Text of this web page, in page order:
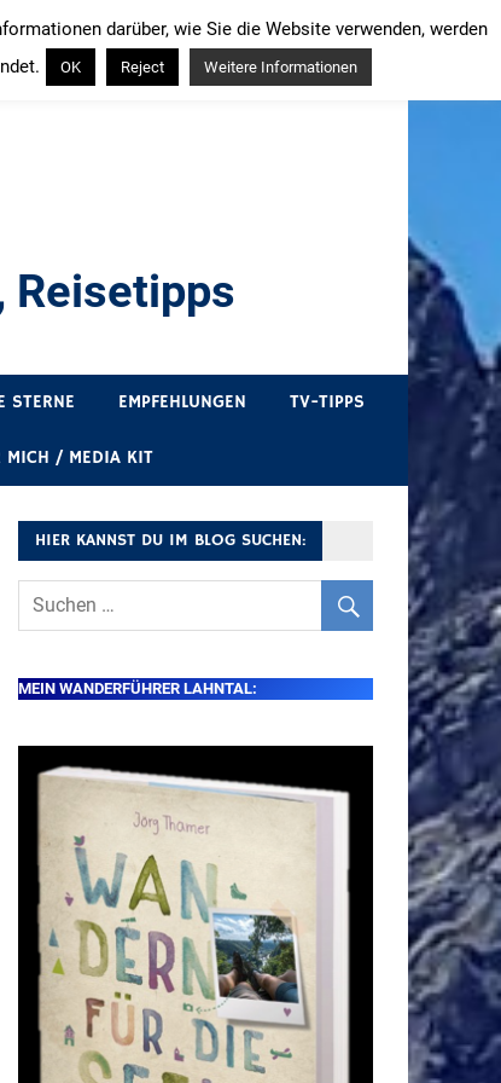
Reisetipps
STERNE EMPFEHLUNGEN TV-TIPPS
MICH / MEDIA KIT
HIER KANNST DU IM BLOG SUCHEN:
MEIN WANDERFÜHRER LAHNTAL:
darüber, wie Sie die Website verwenden, werden
OK Reject Weitere Informationen